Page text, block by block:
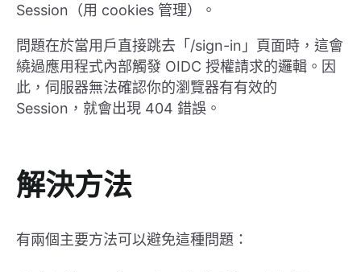
Session（用 cookies 管理）。
問題在於當用戶直接跳去「/sign-in」頁面時，這會
繞過應用程式內部觸發 OIDC 授權請求的邏輯。因
此，伺服器無法確認你的瀏覽器有有效的
Session，就會出現 404 錯誤。
解決方法
有兩個主要方法可以避免這種問題：